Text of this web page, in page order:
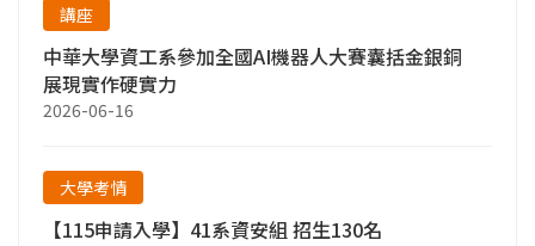
講座
中華大學資工系參加全國AI機器人大賽囊括金銀銅
展現實作硬實力
2026-06-16
大學考情
【115申請入學】41系資安組 招生130名